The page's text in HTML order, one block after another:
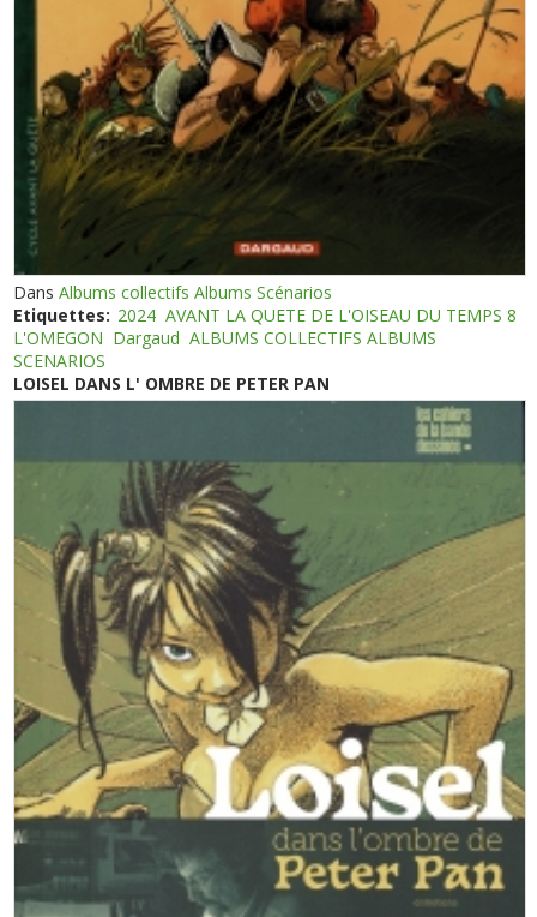
DansAlbums collectifs Albums Scénarios
Etiquettes: 2024 AVANT LA QUETE DE L'OISEAU DU TEMPS 8
L'OMEGON Dargaud ALBUMS COLLECTIFS ALBUMS
SCENARIOS
LOISEL DANS L' OMBRE DE PETER PAN